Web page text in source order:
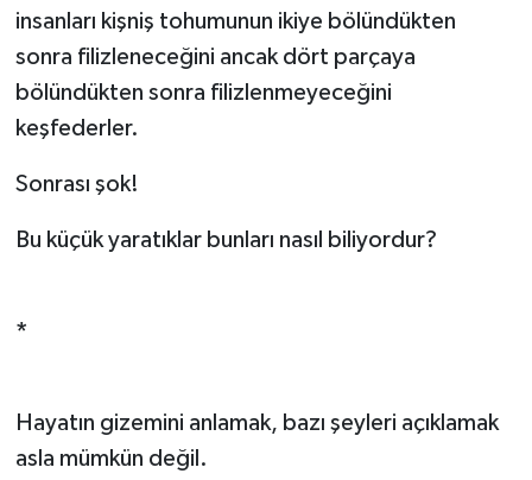
insanları kişniş tohumunun ikiye bölündükten
sonra filizleneceğini ancak dört parçaya
bölündükten sonra filizlenmeyeceğini
keşfederler.
Sonrası şok!
Bu küçük yaratıklar bunları nasıl biliyordur?
*
Hayatın gizemini anlamak, bazı şeyleri açıklamak
asla mümkün değil.